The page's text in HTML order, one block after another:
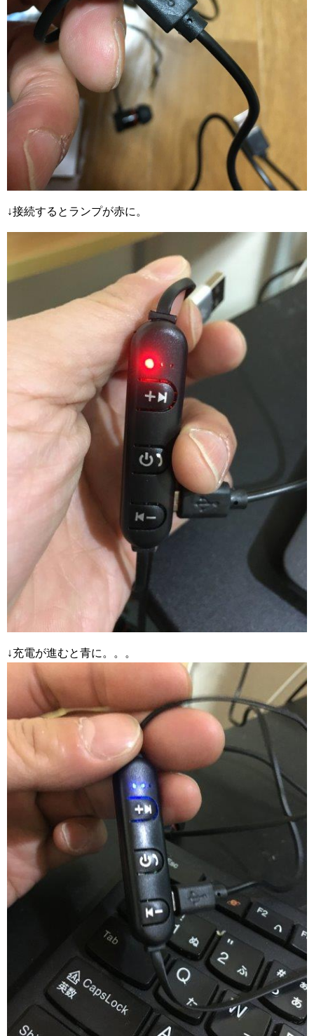
↓接続するとランプが赤に。
↓充電が進むと青に。。。